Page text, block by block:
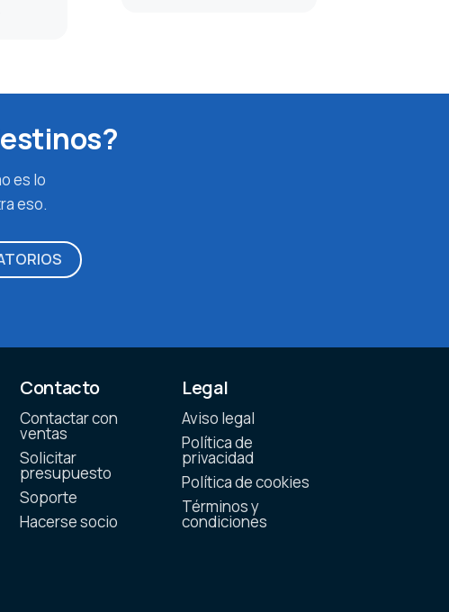
es lo
eso.
Contacto
Contactar con
ventas
Solicitar
presupuesto
Soporte
Hacerse socio
Legal
Aviso legal
Política de
privacidad
Política de cookies
Términos y
condiciones